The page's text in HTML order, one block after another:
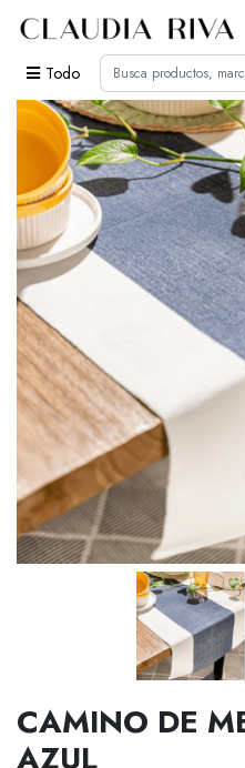
Todo
CAMINO DE
AZUL